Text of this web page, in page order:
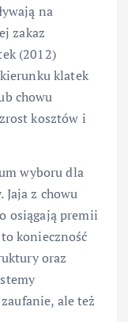
na
zakaz
(2012)
klatek
chowu
kosztów i
wyboru dla
z chowu
osiągają premii
konieczność
oraz
ale też